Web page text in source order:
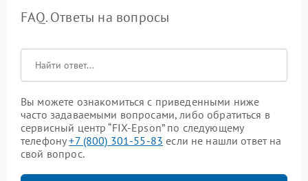
FAQ. Ответы на вопросы
Вы можете ознакомиться с приведенными ниже
часто задаваемыми вопросами, либо обратиться в
сервисный центр “FIX-Epson” по следующему
телефону+7 (800) 301-55-83 если не нашли ответ на
свой вопрос.